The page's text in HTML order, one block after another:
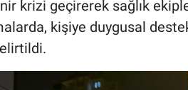
krizi geçirerek sağlık
kişiye duygusal